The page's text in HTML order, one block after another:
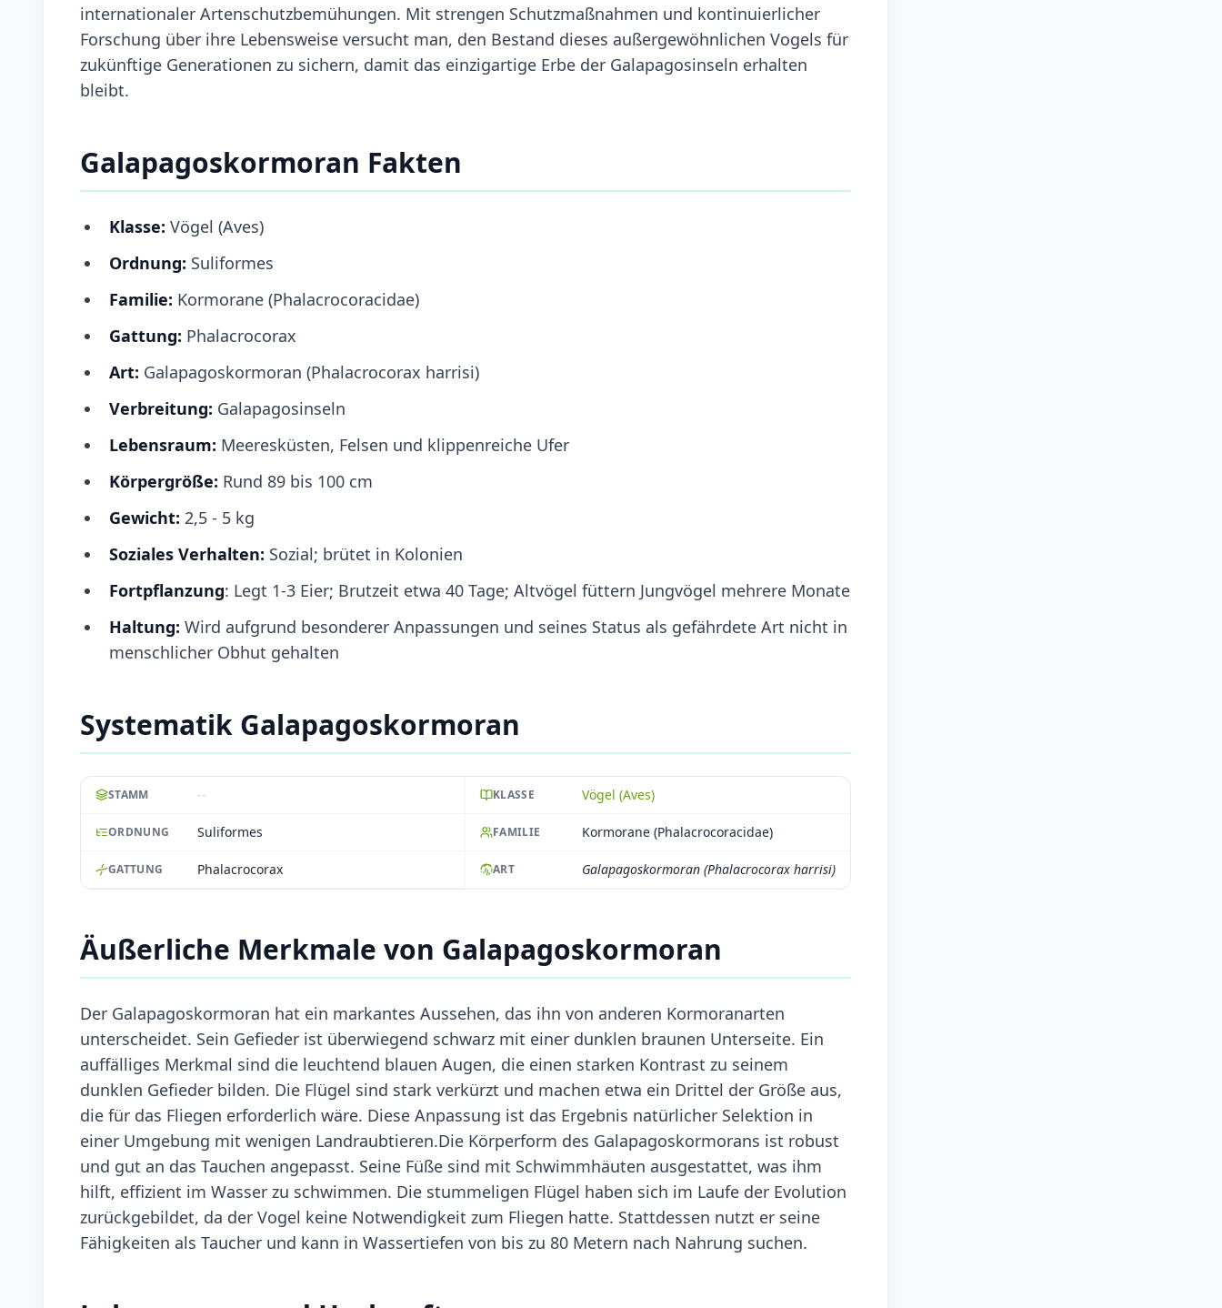
internationaler Artenschutzbemühungen. Mit strengen Schutzmaßnahmen und kontinuierlicher
Forschung über ihre Lebensweise versucht man, den Bestand dieses außergewöhnlichen Vogels für
zukünftige Generationen zu sichern, damit das einzigartige Erbe der Galapagosinseln erhalten
bleibt.
Galapagoskormoran Fakten
Klasse: Vögel (Aves)
Ordnung: Suliformes
Familie: Kormorane (Phalacrocoracidae)
Gattung: Phalacrocorax
Art: Galapagoskormoran (Phalacrocorax harrisi)
Verbreitung: Galapagosinseln
Lebensraum: Meeresküsten, Felsen und klippenreiche Ufer
Körpergröße: Rund 89 bis 100 cm
Gewicht: 2,5 - 5 kg
Soziales Verhalten: Sozial; brütet in Kolonien
Fortpflanzung: Legt 1-3 Eier; Brutzeit etwa 40 Tage; Altvögel füttern Jungvögel mehrere Monate
Haltung: Wird aufgrund besonderer Anpassungen und seines Status als gefährdete Art nicht in
menschlicher Obhut gehalten
Systematik Galapagoskormoran
STAMM -- KLASSE Vögel (Aves)
ORDNUNG Suliformes FAMILIE Kormorane (Phalacrocoracidae)
GATTUNG Phalacrocorax ART Galapagoskormoran (Phalacrocorax harrisi)
Äußerliche Merkmale von Galapagoskormoran
Der Galapagoskormoran hat ein markantes Aussehen, das ihn von anderen Kormoranarten
unterscheidet. Sein Gefieder ist überwiegend schwarz mit einer dunklen braunen Unterseite. Ein
auffälliges Merkmal sind die leuchtend blauen Augen, die einen starken Kontrast zu seinem
dunklen Gefieder bilden. Die Flügel sind stark verkürzt und machen etwa ein Drittel der Größe aus,
die für das Fliegen erforderlich wäre. Diese Anpassung ist das Ergebnis natürlicher Selektion in
einer Umgebung mit wenigen Landraubtieren.Die Körperform des Galapagoskormorans ist robust
und gut an das Tauchen angepasst. Seine Füße sind mit Schwimmhäuten ausgestattet, was ihm
hilft, effizient im Wasser zu schwimmen. Die stummeligen Flügel haben sich im Laufe der Evolution
zurückgebildet, da der Vogel keine Notwendigkeit zum Fliegen hatte. Stattdessen nutzt er seine
Fähigkeiten als Taucher und kann in Wassertiefen von bis zu 80 Metern nach Nahrung suchen.